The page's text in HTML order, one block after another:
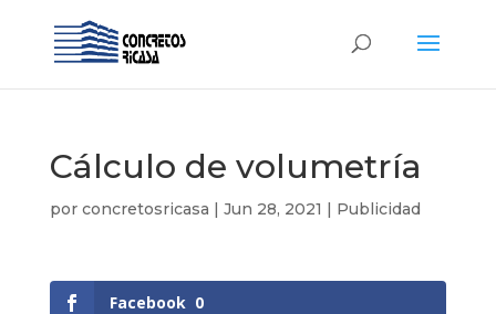
Cálculo de volumetría
por concretosricasa | Jun 28, 2021 | Publicidad
Facebook 0